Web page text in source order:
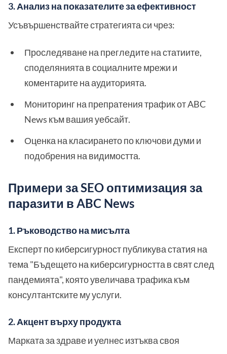
3. Анализ на показателите за ефективност
Усъвършенствайте стратегията си чрез:
Проследяване на прегледите на статиите,
споделянията в социалните мрежи и
коментарите на аудиторията.
Мониторинг на препратения трафик от ABC
News към вашия уебсайт.
Оценка на класирането по ключови думи и
подобрения на видимостта.
Примери за SEO оптимизация за
паразити в ABC News
1. Ръководство на мисълта
Експерт по киберсигурност публикува статия на
тема "Бъдещето на киберсигурността в свят след
пандемията", която увеличава трафика към
консултантските му услуги.
2. Акцент върху продукта
Марката за здраве и уелнес изтъква своя